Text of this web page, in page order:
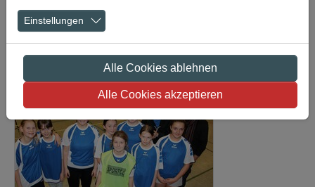
Einstellungen
Alle Cookies ablehnen
Alle Cookies akzeptieren